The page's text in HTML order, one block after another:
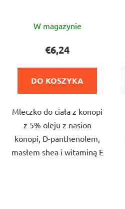
ocena
produktu
wynosi
na
gwiazdek.
W magazynie
€6,24
DO KOSZYKA
Mleczko do ciała z konopi
z 5% oleju z nasion
konopi, D-panthenolem,
masłem shea i witaminą E